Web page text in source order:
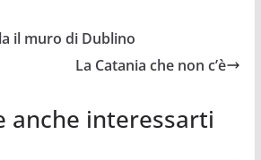
il muro di Dublino
La Catania che non c’è
anche interessarti